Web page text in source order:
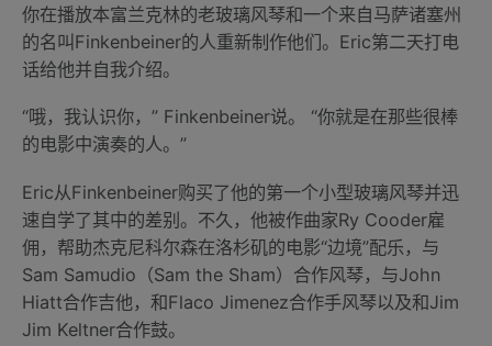
你在播放本富兰克林的老玻璃风琴和一个来自马萨诸塞州
的名叫Finkenbeiner的人重新制作他们。Eric第二天打电
话给他并自我介绍。
“哦，我认识你，” Finkenbeiner说。 “你就是在那些很棒
的电影中演奏的人。”
Eric从Finkenbeiner购买了他的第一个小型玻璃风琴并迅
速自学了其中的差别。不久，他被作曲家Ry Cooder雇
佣，帮助杰克尼科尔森在洛杉矶的电影“边境”配乐，与
Sam Samudio（Sam the Sham）合作风琴，与John
Hiatt合作吉他，和Flaco Jimenez合作手风琴以及和Jim
Jim Keltner合作鼓。